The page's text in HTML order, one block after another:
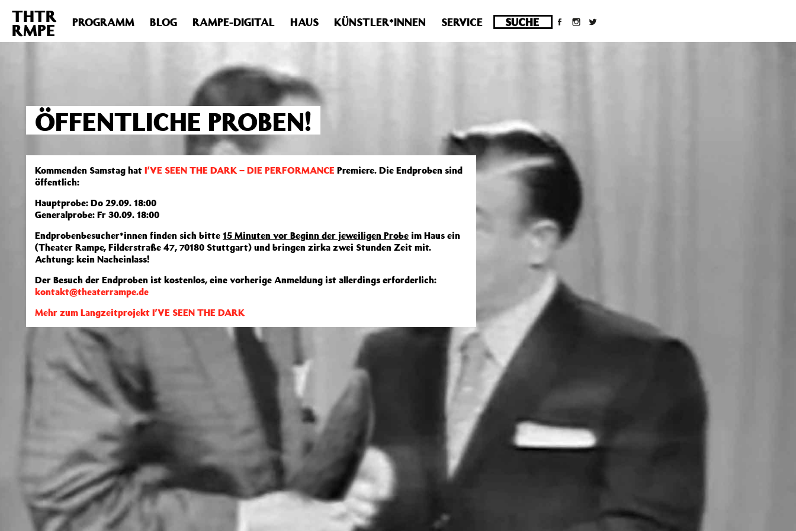
Deprecated : Die Funktion post_permalink ist seit Version 4.4.0 veraltet! Verwende stattdessen get_permalink(). in /homepages/10/d43051023/htdocs/wordpress/wp-
includes/functions.phpon line6031
THTR
RMPE PROGRAMM BLOG RAMPE-DIGITAL HAUS KÜNSTLER*INNEN SERVICE
ÖFFENTLICHE PROBEN!
Kommenden Samstag hat I’VE SEEN THE DARK – DIE PERFORMANCE Premiere. Die Endproben sind
öffentlich:
Hauptprobe: Do 29.09. 18:00
Generalprobe: Fr 30.09. 18:00
Endprobenbesucher*innen finden sich bitte 15 Minuten vor Beginn der jeweiligen Probe im Haus ein
(Theater Rampe, Filderstraße 47, 70180 Stuttgart) und bringen zirka zwei Stunden Zeit mit.
Achtung: kein Nacheinlass!
Der Besuch der Endproben ist kostenlos, eine vorherige Anmeldung ist allerdings erforderlich:
kontakt@theaterrampe.de
Mehr zum Langzeitprojekt I’VE SEEN THE DARK